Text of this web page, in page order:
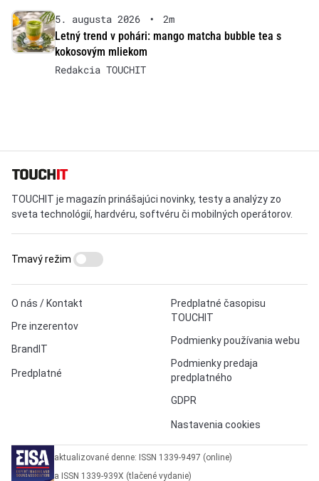
5. augusta 2026 •
2m
Letný trend v pohári: mango matcha bubble tea s
kokosovým mliekom
Redakcia TOUCHIT
TOUCHIT je magazín prinášajúci novinky, testy a analýzy zo
sveta technológií, hardvéru, softvéru či mobilných operátorov.
O nás / Kontakt
Pre inzerentov
BrandIT
Predplatné
Predplatné časopisu
TOUCHIT
Podmienky používania webu
Podmienky predaja
predplatného
GDPR
Nastavenia cookies
Tmavý režim
aktualizované denne: ISSN 1339-9497 (online)
a ISSN 1339-939X (tlačené vydanie)